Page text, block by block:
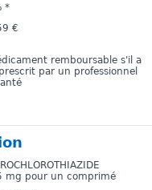
*
€
remboursable s'il a
par un professionnel
mg pour un comprimé